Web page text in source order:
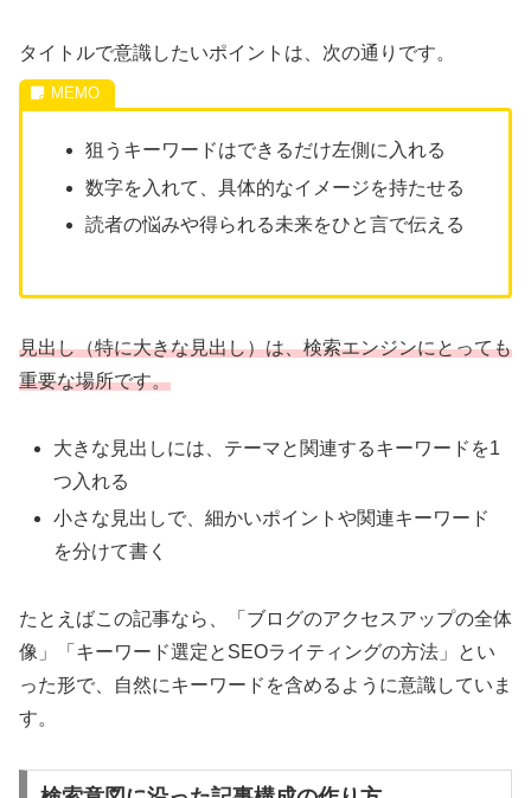
タイトルで意識したいポイントは、次の通りです。
狙うキーワードはできるだけ左側に入れる
数字を入れて、具体的なイメージを持たせる
読者の悩みや得られる未来をひと言で伝える
見出し（特に大きな見出し）は、検索エンジンにとっても
重要な場所です。
大きな見出しには、テーマと関連するキーワードを1
つ入れる
小さな見出しで、細かいポイントや関連キーワード
を分けて書く
たとえばこの記事なら、「ブログのアクセスアップの全体
像」「キーワード選定とSEOライティングの方法」とい
った形で、自然にキーワードを含めるように意識していま
す。